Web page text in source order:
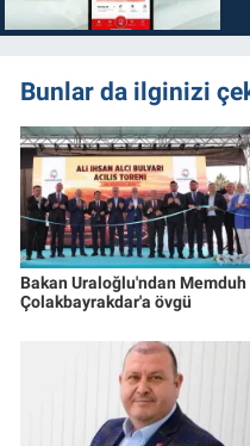
Bunlar da ilginizi
Bakan Uraloğlu'ndan Memduh
Çolakbayrakdar'a övgü